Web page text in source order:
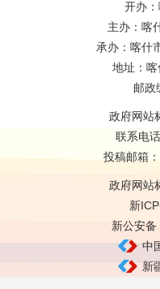
开办
主办：喀
承办：喀什
地址：
邮政
政府网站
联系电
投稿邮箱
政府网站
新
新公安
中
新